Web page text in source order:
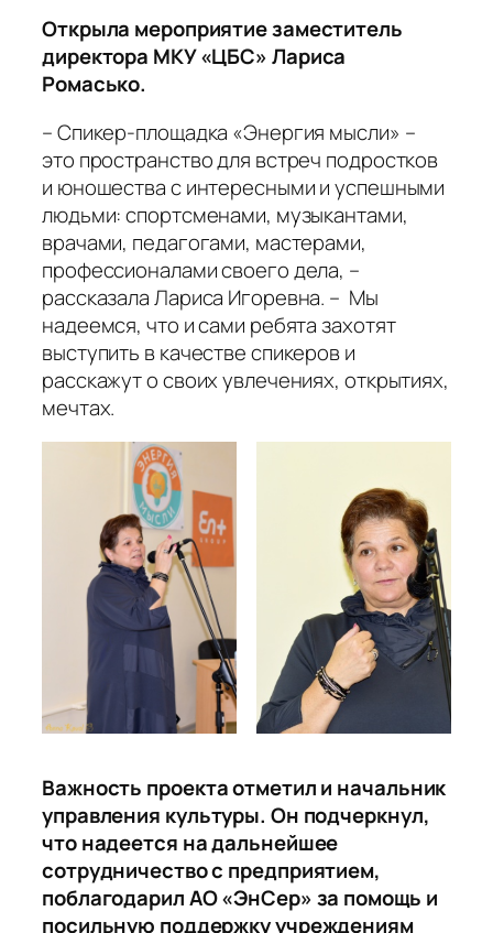
Открыла мероприятие заместитель
директора МКУ «ЦБС» Лариса
Ромасько.
– Спикер-площадка «Энергия мысли» –
это пространство для встреч подростков
и юношества с интересными и успешными
людьми: спортсменами, музыкантами,
врачами, педагогами, мастерами,
профессионалами своего дела, –
рассказала Лариса Игоревна. – Мы
надеемся, что и сами ребята захотят
выступить в качестве спикеров и
расскажут о своих увлечениях, открытиях,
мечтах.
Важность проекта отметил и начальник
управления культуры. Он подчеркнул,
что надеется на дальнейшее
сотрудничество с предприятием,
поблагодарил АО «ЭнСер» за помощь и
посильную поддержку учреждениям